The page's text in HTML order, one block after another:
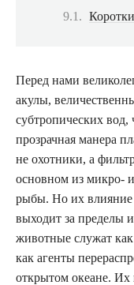
Перед нами
акулы,
субтропических вод,
прозрачная манера
не охотники, а
основном из микро-
рыбы. Но их влияние
выходит за пределы
животные служат
как агенты
открытом океане.